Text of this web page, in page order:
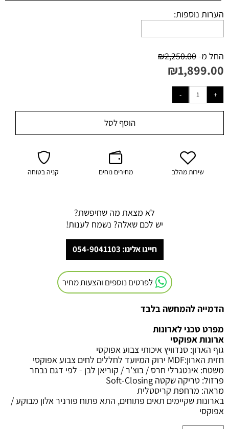
הערות נוספות:
החל מ- ₪2,250.00
₪1,899.00
הוסף לסל
שירות מהלב מחירים נוחים קניה בטוחה
לא מצאת מה שחיפשת?
יש לכם שאלה? נשמח לענות!
חייגו אלינו: 054-9041103
לפרטים נוספים והצעות מחיר
הדמייה להמחשה בלבד
מפרט טכני לארונות
ארונות אפוקסי
גוף הארון: סנדוויץ איכותי צבוע אפוקסי
חזית הארון:MDF
ירוק המיועד לחללים לחים צבוע אפוקסי
משטח: אינטגרלי חרס / בוצ'ר / קוריאן לבן - לפי דגם נבחר
פרזול: טריקה שקטה Soft-Closing
מראה: מרחפת קריסטלית
בארונות שקיימים תאים פתוחים, התא פתוח פורניר אלון מבוקע /
אפוקסי